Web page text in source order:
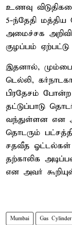
உணவு
5-ந்தேதி
அமைச்சக
குழப்பம்
இதனால், மும்பை,
டெல்லி,
பிரதேசம் போன்ற
தட்டுப்பாடு
வந்துள்ளன என
தொடரும்
சதவீத ஓட்டல்கள்
தற்காலிக
என அவர்
Mumbai Gas Cylinder